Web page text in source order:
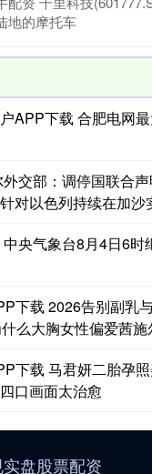
地的摩托车
APP下载 合肥电网
交部：调停国联合
对以色列持续在加沙
央气象台8月4日6时
下载 2026告别副乳
么大胸女性偏爱茜施
下载 马君妍二胎孕
口画面太治愈
盘股票配资